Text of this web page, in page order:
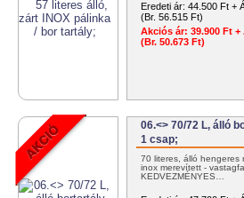
Eredeti ár: 44.500 Ft +
(Br. 56.515 Ft)
Akciós ár: 39.900 Ft +
(Br. 50.673 Ft)
06.<> 70/72 L, álló
1 csap;
70 literes, álló hengeres
inox merevített -
KEDVEZMÉNYES…